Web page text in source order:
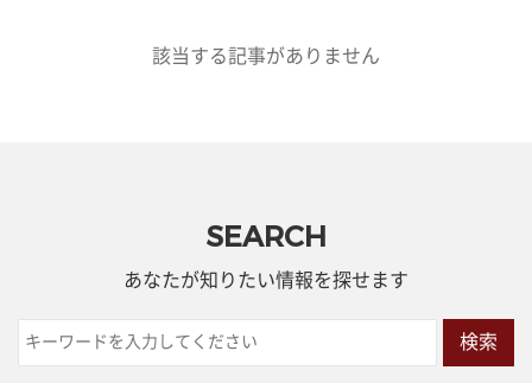
該当する記事がありません
SEARCH
あなたが知りたい情報を探せます
検索